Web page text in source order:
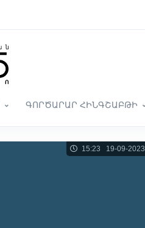
ԳՈՐԾԱՐԱՐ ՀԻՆԳՇԱԲԹԻ
15:23 19-09-2023